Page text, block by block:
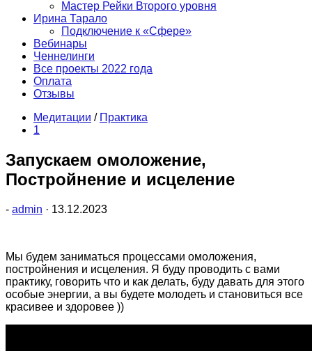
Мастер Рейки Второго уровня
Ирина Тарало
Подключение к «Сфере»
Вебинары
Ченнелинги
Все проекты 2022 года
Оплата
Отзывы
Медитации / Практика
1
Запускаем омоложение,
Постройнение и исцеление
- admin · 13.12.2023
Мы будем заниматься процессами омоложения,
постройнения и исцеления. Я буду проводить с вами
практику, говорить что и как делать, буду давать для этого
особые энергии, а вы будете молодеть и становиться все
красивее и здоровее ))